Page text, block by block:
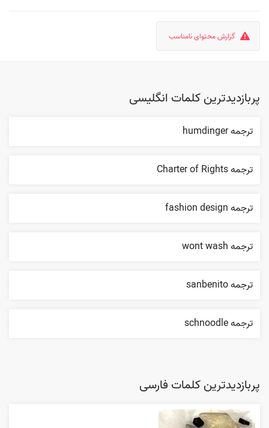
گزارش محتوای نامناسب
پربازدیدترین کلمات انگلیسی
ترجمه humdinger
ترجمه Charter of Rights
ترجمه fashion design
ترجمه wont wash
ترجمه sanbenito
ترجمه schnoodle
پربازدیدترین کلمات فارسی